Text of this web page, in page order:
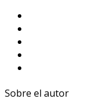
Sobre el autor